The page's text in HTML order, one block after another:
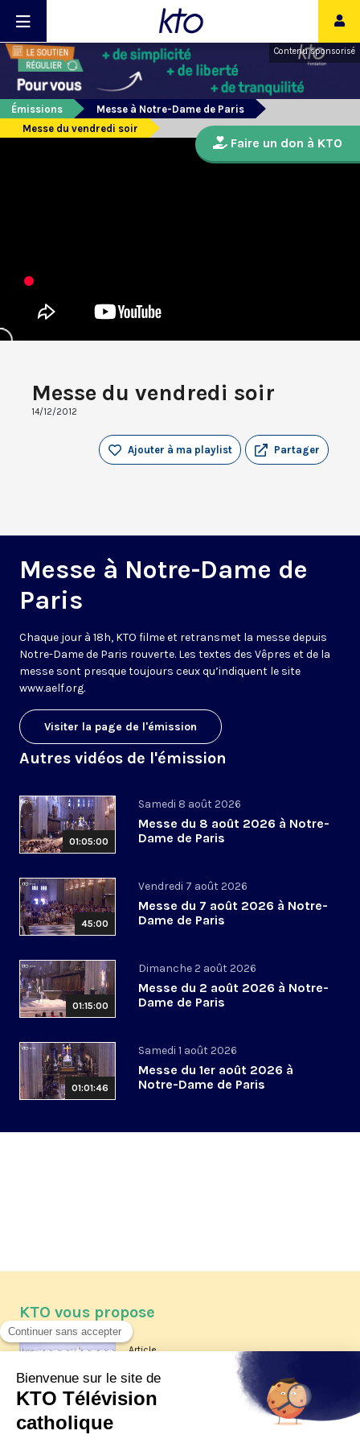
Contenu sponsorisé
Émissions
Messe à Notre-Dame de Paris
Messe du vendredi soir
Messe du vendredi soir
14/12/2012
Partager
Ajouter à ma playlist
Messe à Notre-Dame de
Paris
Chaque jour à 18h, KTO filme et retransmet la messe depuis
Notre-Dame de Paris rouverte. Les textes des Vêpres et de la
messe sont presque toujours ceux qu’indiquent le site
www.aelf.org.
Visiter la page de l'émission
Autres vidéos de l'émission
01:05:00
Samedi 8 août 2026
Messe du 8 août 2026 à Notre-
Dame de Paris
45:00
Vendredi 7 août 2026
Messe du 7 août 2026 à Notre-
Dame de Paris
01:15:00
Dimanche 2 août 2026
Messe du 2 août 2026 à Notre-
Dame de Paris
01:01:46
Samedi 1 août 2026
Messe du 1er août 2026 à
Notre-Dame de Paris
Faire un don à KTO
KTO vous propose
Article
Les reportages d'été 2026 de KTO